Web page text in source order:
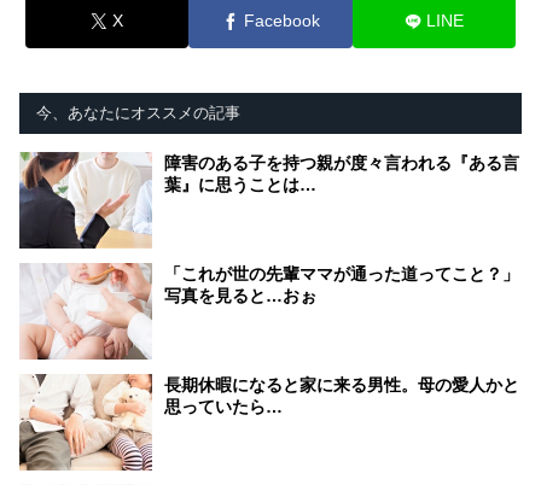
X Facebook LINE
今、あなたにオススメの記事
障害のある子を持つ親が度々言われる『ある言
葉』に思うことは…
「これが世の先輩ママが通った道ってこと？」
写真を見ると…おぉ
長期休暇になると家に来る男性。母の愛人かと
思っていたら…